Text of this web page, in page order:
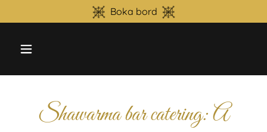
Boka bord
Shawarma bar catering: A